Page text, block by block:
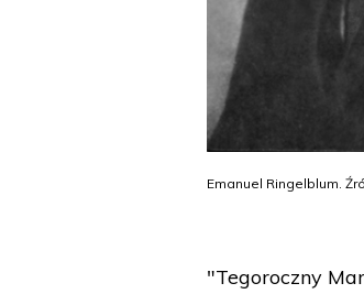
Emanuel Ringelblum.
"Tegoroczny